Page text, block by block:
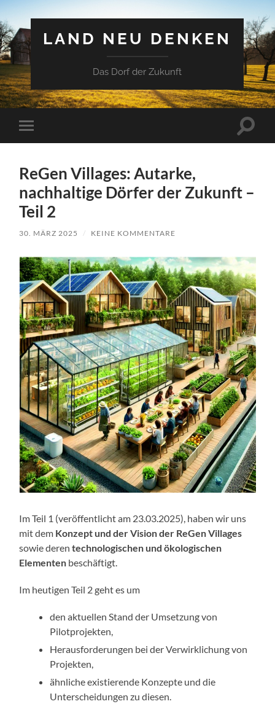
LAND NEU DENKEN
Das Dorf der Zukunft
Mobile-
Menü
ReGen Villages: Autarke,
nachhaltige Dörfer der Zukunft –
Teil 2
30. MÄRZ 2025 / KEINE KOMMENTARE
Im Teil 1 (veröffentlicht am 23.03.2025), haben wir uns
mit dem Konzept und der Vision der ReGen Villages
sowie derentechnologischen und ökologischen
Elementen beschäftigt.
Im heutigen Teil 2 geht es um
den aktuellen Stand der Umsetzung von
Pilotprojekten,
Herausforderungen bei der Verwirklichung von
Projekten,
ähnliche existierende Konzepte und die
Unterscheidungen zu diesen.